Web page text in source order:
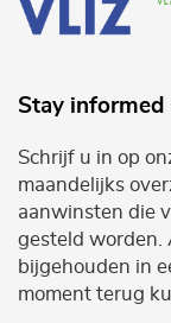
Stay informed
Schrijf u in op
maandelijks
aanwinsten die
gesteld worden.
bijgehouden in
moment terug